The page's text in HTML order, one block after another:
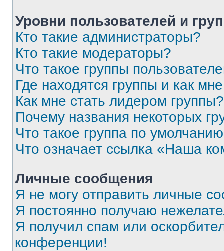
Уровни пользователей и
Кто такие администраторы?
Кто такие модераторы?
Что такое группы
Где находятся группы и как
Как мне стать лидером группы?
Почему названия некоторых
Что такое группа по
Что означает ссылка «Наша
Личные сообщения
Я не могу отправить личные
Я постоянно получаю
Я получил спам или
конференции!